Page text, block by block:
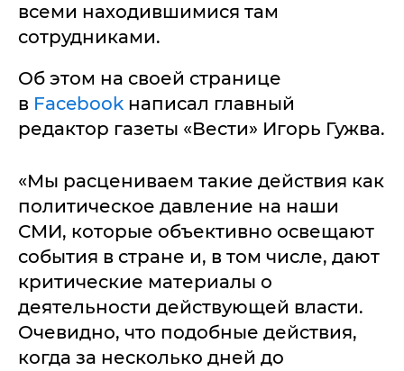
всеми находившимися там
сотрудниками.
Об этом на своей странице
в Facebook написал главный
редактор газеты «Вести» Игорь Гужва.
«Мы расцениваем такие действия как
политическое давление на наши
СМИ, которые объективно освещают
события в стране и, в том числе, дают
критические материалы о
деятельности действующей власти.
Очевидно, что подобные действия,
когда за несколько дней до